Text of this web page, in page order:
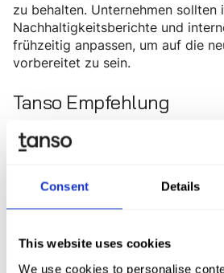
Consent Details
This website uses cookies
We use cookies to personalise
zu behalten. Unternehmen sollten
Nachhaltigkeitsberichte und
frühzeitig anpassen, um auf die
vorbereitet zu sein.
Tanso Empfehlung
Tanso empfiehlt allen
aus Welle 1 –, sich für ihr
Berichtspflichten auf Basis der
konzentrieren. Da die neuen ESRS
mit der Datenerhebung zu
noch vor Jahresende.